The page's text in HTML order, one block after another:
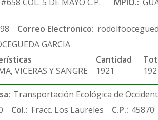
Correo Electronico:
GARCIA
VICERAS Y SANGRE
Cantidad
1921
Transportación Ecológica de
Col.: Fracc. Los Laureles C.P.: 45870